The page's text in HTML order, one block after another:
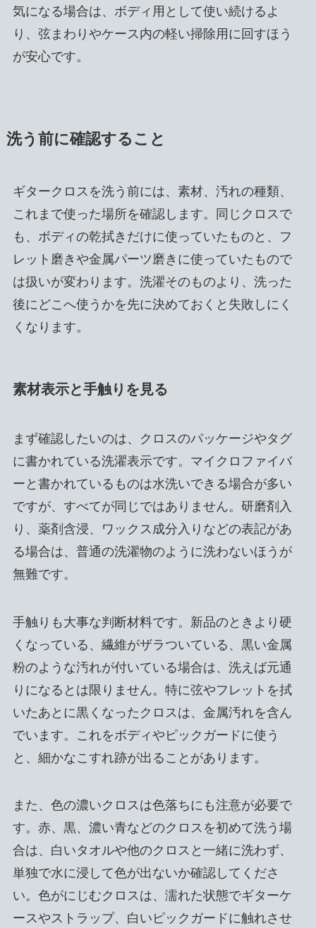
気になる場合は、ボディ用として使い続けるよ
り、弦まわりやケース内の軽い掃除用に回すほう
が安心です。
洗う前に確認すること
ギタークロスを洗う前には、素材、汚れの種類、
これまで使った場所を確認します。同じクロスで
も、ボディの乾拭きだけに使っていたものと、フ
レット磨きや金属パーツ磨きに使っていたもので
は扱いが変わります。洗濯そのものより、洗った
後にどこへ使うかを先に決めておくと失敗しにく
くなります。
素材表示と手触りを見る
まず確認したいのは、クロスのパッケージやタグ
に書かれている洗濯表示です。マイクロファイバ
ーと書かれているものは水洗いできる場合が多い
ですが、すべてが同じではありません。研磨剤入
り、薬剤含浸、ワックス成分入りなどの表記があ
る場合は、普通の洗濯物のように洗わないほうが
無難です。
手触りも大事な判断材料です。新品のときより硬
くなっている、繊維がザラついている、黒い金属
粉のような汚れが付いている場合は、洗えば元通
りになるとは限りません。特に弦やフレットを拭
いたあとに黒くなったクロスは、金属汚れを含ん
でいます。これをボディやピックガードに使う
と、細かなこすれ跡が出ることがあります。
また、色の濃いクロスは色落ちにも注意が必要で
す。赤、黒、濃い青などのクロスを初めて洗う場
合は、白いタオルや他のクロスと一緒に洗わず、
単独で水に浸して色が出ないか確認してくださ
い。色がにじむクロスは、濡れた状態でギターケ
ースやストラップ、白いピックガードに触れさせ